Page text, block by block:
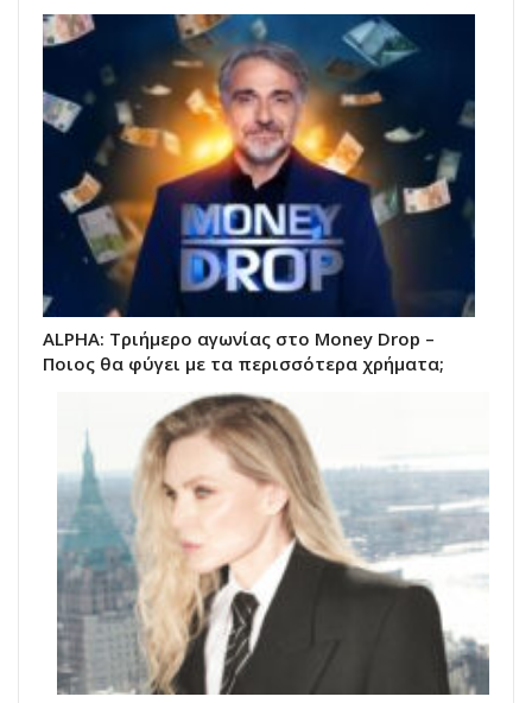
ALPHA: Τριήμερο αγωνίας στο Money Drop –
Ποιος θα φύγει με τα περισσότερα χρήματα;